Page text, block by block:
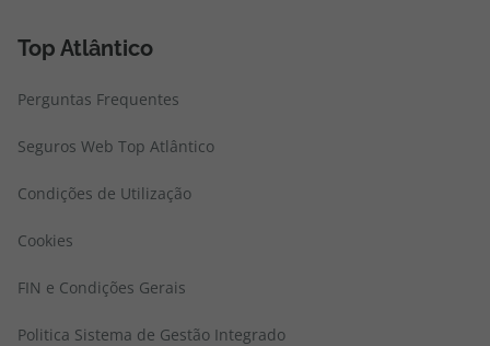
Top Atlântico
Perguntas Frequentes
Seguros Web Top Atlântico
Condições de Utilização
Cookies
FIN e Condições Gerais
Politica Sistema de Gestão Integrado